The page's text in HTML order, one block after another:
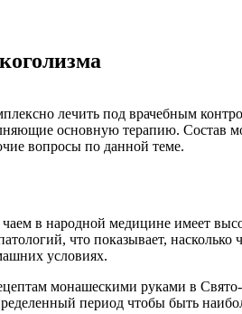
лечить под врачебным
основную терапию. Состав
вопросы по данной теме.
в народной медицине имеет
что показывает,
условиях.
монашескими руками в
период чтобы быть